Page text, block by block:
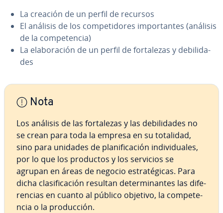
La creación de un perfil de recursos
El análisis de los co­m­pe­ti­do­res im­po­r­ta­n­tes (análisis
de la co­m­pe­te­n­cia)
La ela­bo­ra­ción de un perfil de fo­r­ta­le­zas y de­bi­li­da­
des
Nota
Los análisis de las fo­r­ta­le­zas y las de­bi­li­da­des no
se crean para toda la empresa en su totalidad,
sino para unidades de pla­ni­fi­ca­ción in­di­vi­dua­les,
por lo que los productos y los servicios se
agrupan en áreas de negocio es­tra­té­gi­cas. Para
dicha cla­si­fi­ca­ción resultan de­te­r­mi­na­n­tes las di­fe­
re­n­cias en cuanto al público objetivo, la co­m­pe­te­
n­cia o la pro­du­c­ción.